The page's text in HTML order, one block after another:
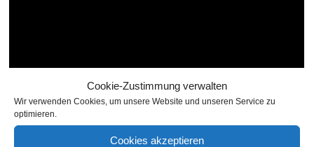
Cookie-Zustimmung verwalten
Wir verwenden Cookies, um unsere Website und unseren Service zu
optimieren.
Cookies akzeptieren